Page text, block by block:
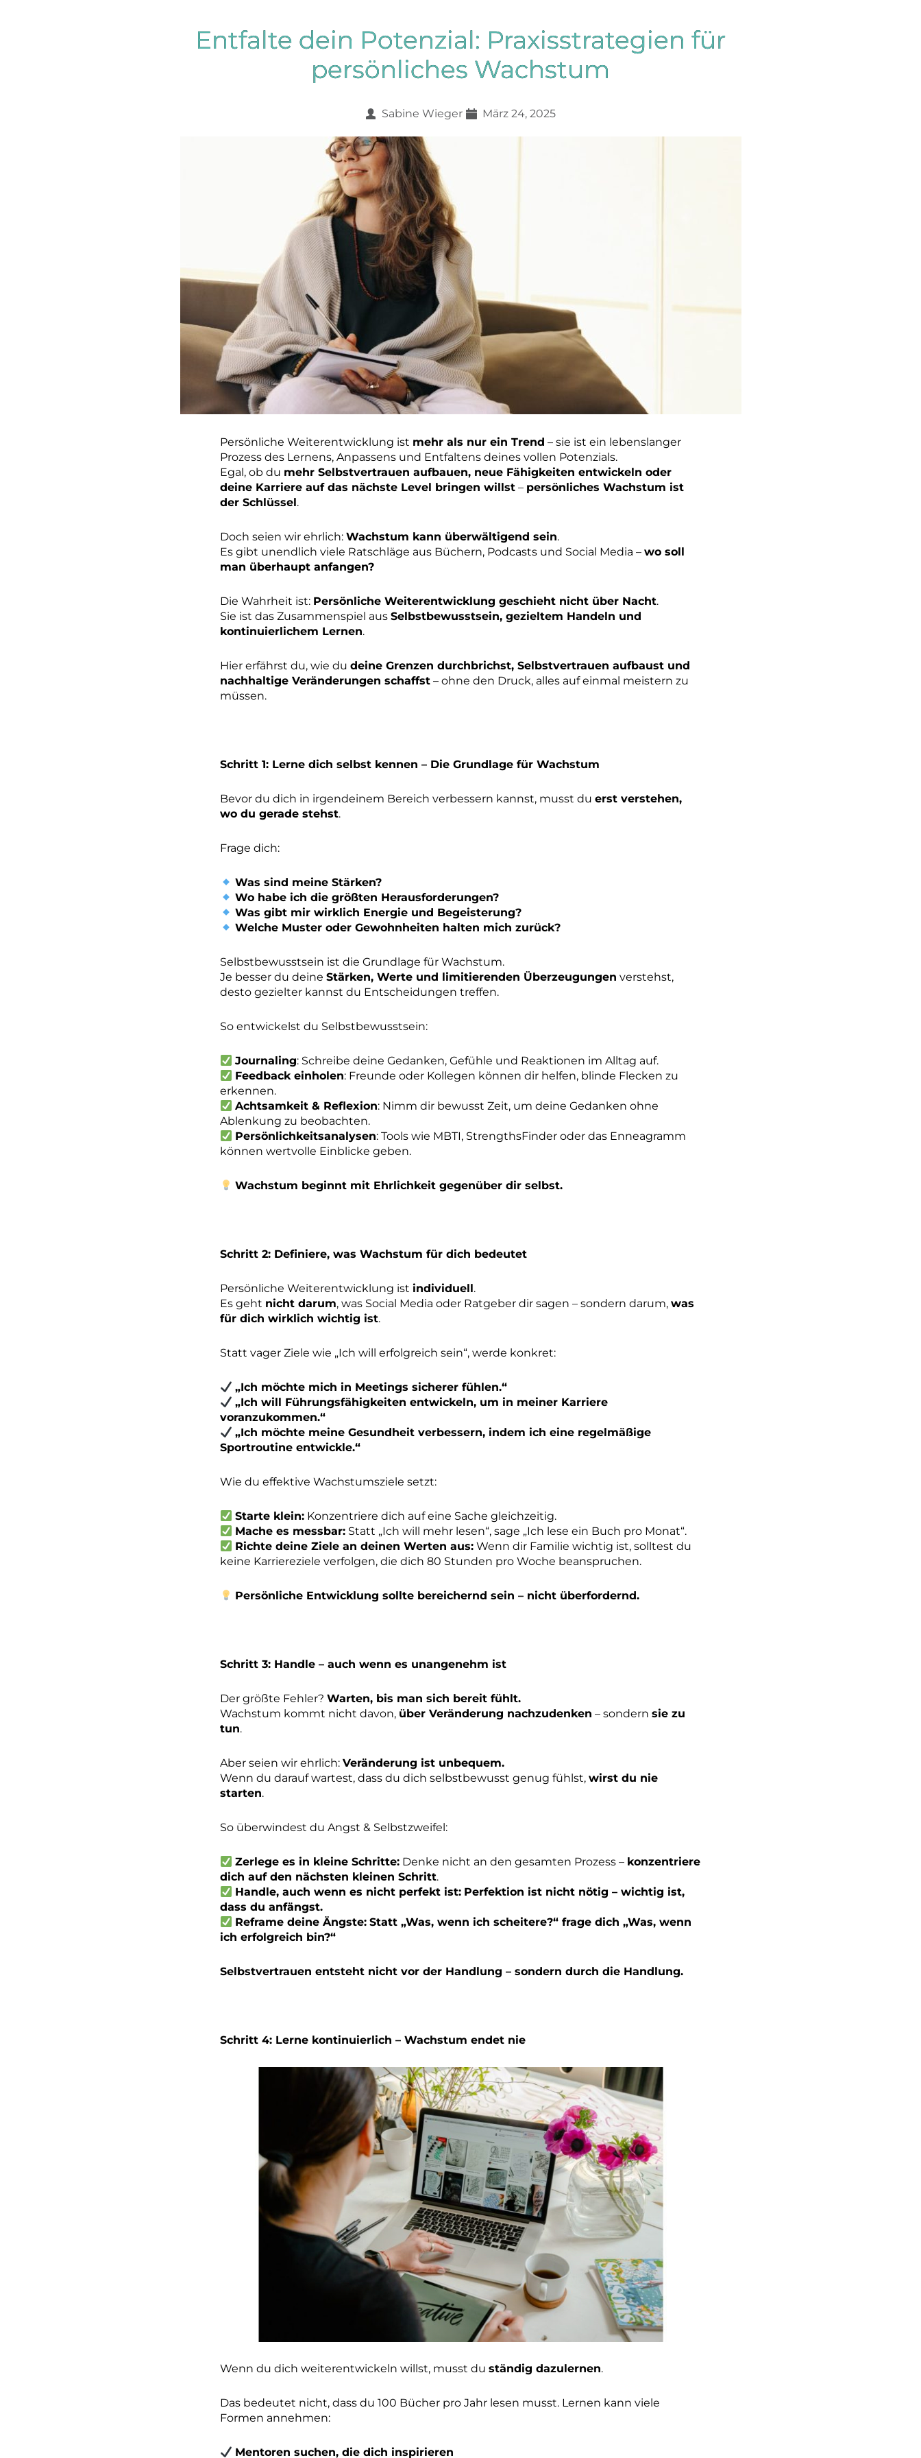
Entfalte dein Potenzial: Praxisstrategien für
persönliches Wachstum
Sabine Wieger März 24, 2025
Persönliche Weiterentwicklung ist mehr als nur ein Trend – sie ist ein lebenslanger
Prozess des Lernens, Anpassens und Entfaltens deines vollen Potenzials.
Egal, ob du mehr Selbstvertrauen aufbauen, neue Fähigkeiten entwickeln oder
deine Karriere auf das nächste Level bringen willst – persönliches Wachstum ist
der Schlüssel.
Doch seien wir ehrlich: Wachstum kann überwältigend sein.
Es gibt unendlich viele Ratschläge aus Büchern, Podcasts und Social Media – wo soll
man überhaupt anfangen?
Die Wahrheit ist: Persönliche Weiterentwicklung geschieht nicht über Nacht.
Sie ist das Zusammenspiel aus Selbstbewusstsein, gezieltem Handeln und
kontinuierlichem Lernen.
Hier erfährst du, wie du deine Grenzen durchbrichst, Selbstvertrauen aufbaust und
nachhaltige Veränderungen schaffst – ohne den Druck, alles auf einmal meistern zu
müssen.
Schritt 1: Lerne dich selbst kennen – Die Grundlage für Wachstum
Bevor du dich in irgendeinem Bereich verbessern kannst, musst du erst verstehen,
wo du gerade stehst.
Frage dich:
Was sind meine Stärken?
Wo habe ich die größten Herausforderungen?
Was gibt mir wirklich Energie und Begeisterung?
Welche Muster oder Gewohnheiten halten mich zurück?
Selbstbewusstsein ist die Grundlage für Wachstum.
Je besser du deine Stärken, Werte und limitierenden Überzeugungen verstehst,
desto gezielter kannst du Entscheidungen treffen.
So entwickelst du Selbstbewusstsein:
Journaling: Schreibe deine Gedanken, Gefühle und Reaktionen im Alltag auf.
Feedback einholen: Freunde oder Kollegen können dir helfen, blinde Flecken zu
erkennen.
Achtsamkeit & Reflexion: Nimm dir bewusst Zeit, um deine Gedanken ohne
Ablenkung zu beobachten.
Persönlichkeitsanalysen: Tools wie MBTI, StrengthsFinder oder das Enneagramm
können wertvolle Einblicke geben.
Wachstum beginnt mit Ehrlichkeit gegenüber dir selbst.
Schritt 2: Definiere, was Wachstum für dich bedeutet
Persönliche Weiterentwicklung ist individuell.
Es geht nicht darum, was Social Media oder Ratgeber dir sagen – sondern darum, was
für dich wirklich wichtig ist.
Statt vager Ziele wie „Ich will erfolgreich sein“, werde konkret:
„Ich möchte mich in Meetings sicherer fühlen.“
„Ich will Führungsfähigkeiten entwickeln, um in meiner Karriere
voranzukommen.“
„Ich möchte meine Gesundheit verbessern, indem ich eine regelmäßige
Sportroutine entwickle.“
Wie du effektive Wachstumsziele setzt:
Starte klein: Konzentriere dich auf eine Sache gleichzeitig.
Mache es messbar: Statt „Ich will mehr lesen“, sage „Ich lese ein Buch pro Monat“.
Richte deine Ziele an deinen Werten aus: Wenn dir Familie wichtig ist, solltest du
keine Karriereziele verfolgen, die dich 80 Stunden pro Woche beanspruchen.
Persönliche Entwicklung sollte bereichernd sein – nicht überfordernd.
Schritt 3: Handle – auch wenn es unangenehm ist
Der größte Fehler? Warten, bis man sich bereit fühlt.
Wachstum kommt nicht davon, über Veränderung nachzudenken – sondern sie zu
tun.
Aber seien wir ehrlich: Veränderung ist unbequem.
Wenn du darauf wartest, dass du dich selbstbewusst genug fühlst, wirst du nie
starten.
So überwindest du Angst & Selbstzweifel:
Zerlege es in kleine Schritte: Denke nicht an den gesamten Prozess – konzentriere
dich auf den nächsten kleinen Schritt.
Handle, auch wenn es nicht perfekt ist: Perfektion ist nicht nötig – wichtig ist,
dass du anfängst.
Reframe deine Ängste: Statt „Was, wenn ich scheitere?“ frage dich „Was, wenn
ich erfolgreich bin?“
Selbstvertrauen entsteht nicht vor der Handlung – sondern durch die Handlung.
Schritt 4: Lerne kontinuierlich – Wachstum endet nie
Wenn du dich weiterentwickeln willst, musst du ständig dazulernen.
Das bedeutet nicht, dass du 100 Bücher pro Jahr lesen musst. Lernen kann viele
Formen annehmen:
Mentoren suchen, die dich inspirieren